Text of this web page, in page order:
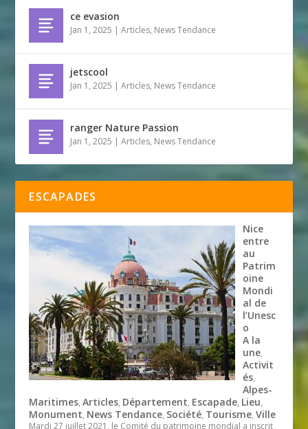
ce evasion
Jan 1, 2025 |Articles, News Tendance
jetscool
Jan 1, 2025 |Articles, News Tendance
ranger Nature Passion
Jan 1, 2025 |Articles, News Tendance
ESCAPADES
Nice
entre
au
Patrim
oine
Mondi
al de
l’Unesc
o
A la
une,
Activit
és,
Alpes-
Maritimes,Articles, Département, Escapade, Lieu,
Monument, News Tendance, Société, Tourisme,Ville
Mardi 27 juillet 2021, le Comité du patrimoine mondial a inscrit